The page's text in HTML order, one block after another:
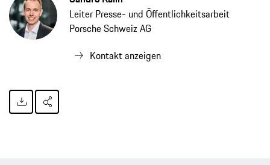
Leiter Presse- und Öffentlichkeitsarbeit
Porsche Schweiz AG
Kontakt anzeigen